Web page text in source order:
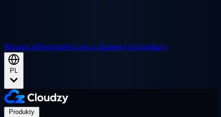
WsparcieSkontaktuj się z działem sprzedaży
PL